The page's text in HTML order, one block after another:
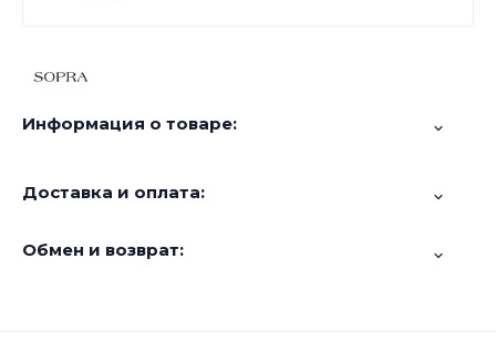
Информация о товаре:
Доставка и оплата:
Обмен и возврат: